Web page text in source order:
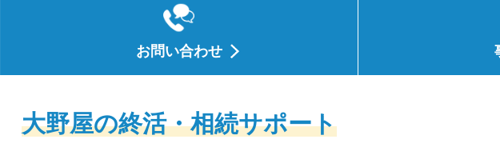
お問い合わせ
大野屋の終活・相続サポート